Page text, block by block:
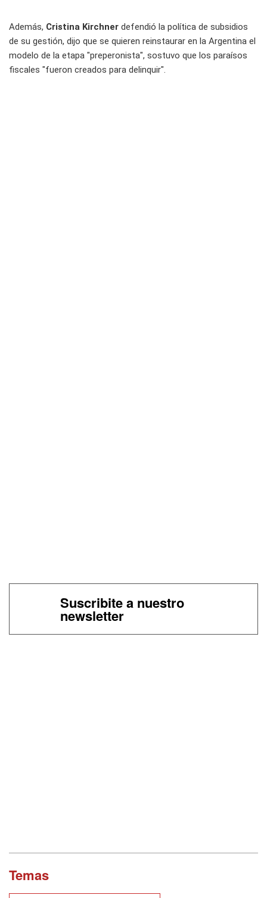
Además, Cristina Kirchner defendió la política de subsidios
de su gestión, dijo que se quieren reinstaurar en la Argentina el
modelo de la etapa "preperonista", sostuvo que los paraísos
fiscales "fueron creados para delinquir".
Suscribite a nuestro
newsletter
Temas